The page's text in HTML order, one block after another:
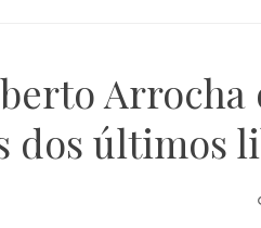
dos últimos